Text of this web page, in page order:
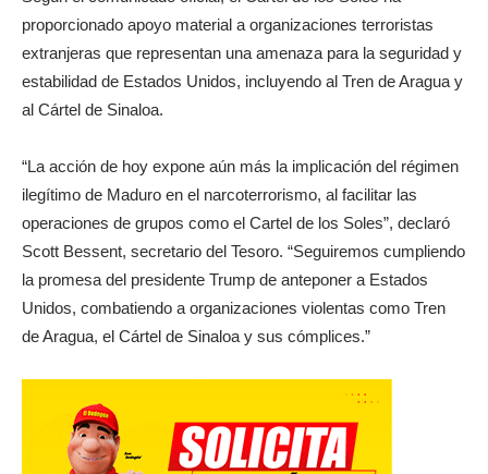
proporcionado apoyo material a organizaciones terroristas
extranjeras que representan una amenaza para la seguridad y
estabilidad de Estados Unidos, incluyendo al Tren de Aragua y
al Cártel de Sinaloa.
“La acción de hoy expone aún más la implicación del régimen
ilegítimo de Maduro en el narcoterrorismo, al facilitar las
operaciones de grupos como el Cartel de los Soles”, declaró
Scott Bessent, secretario del Tesoro. “Seguiremos cumpliendo
la promesa del presidente Trump de anteponer a Estados
Unidos, combatiendo a organizaciones violentas como Tren
de Aragua, el Cártel de Sinaloa y sus cómplices.”